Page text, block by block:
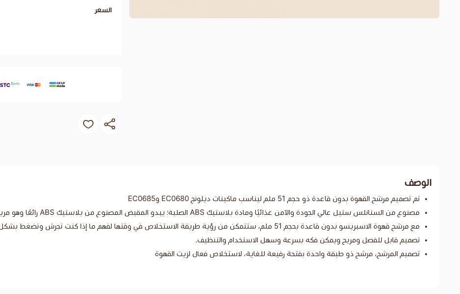
السعر
الوصف
تم تصميم مرشح القهوة بدون قاعدة ذو حجم 51 ملم ليناسب ماكينات ديلونج EC0680 وEC0685
مصنوع من الستانلس ستيل عالي الجودة والآمن غذائيًا ومادة بلاستيك ABS الصلبة؛ يبدو المقبض المصنوع من بلاستيك ABS رائعًا وهو مريح عند حمله.
مع مرشح قهوة الاسبريسو بدون قاعدة بحجم 51 ملم، ستتمكن من رؤية طريقة الاستخلاص في وقتها لفهم ما إذا كنت تجرش وتضغط بشكل صحيح.
تصميم قابل للفصل ومريح ويمكن فكه بسرعة وسهل الاستخدام والتنظيف.
تصميم المرشح، مرشح ذو طبقة واحدة بفتحة رفيعة للغاية، لاستخلاص فعال لزيت القهوة